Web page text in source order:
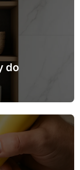
do